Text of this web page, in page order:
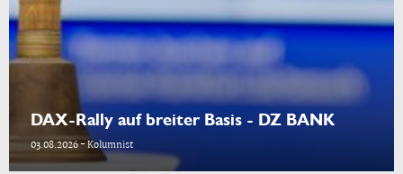
DAX-Rally auf breiter Basis - DZ BANK
03.08.2026 - Kolumnist